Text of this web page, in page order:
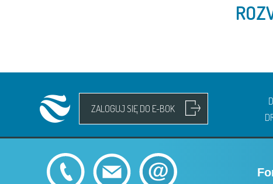
ZALOGUJ SIĘ DO E-BOK
RODO